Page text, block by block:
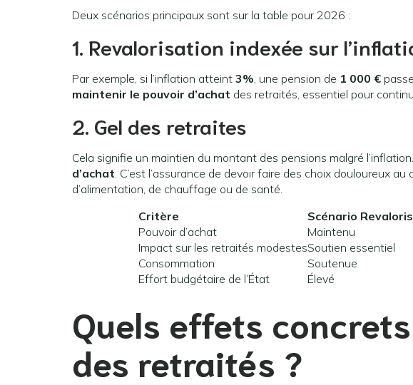
Deux scénarios principaux sont sur la table pour 2026 :
1. Revalorisation indexée sur
Par exemple, si l’inflation atteint 3%, une pension de 1 000 €
maintenir le pouvoir d’achat des retraités, essentiel pour
2. Gel des retraites
Cela signifie un maintien du montant des pensions malgré
d’achat. C’est l’assurance de devoir faire des choix douloureux
d’alimentation, de chauffage ou de santé.
Critère
Scénario
Pouvoir d’achat
Maintenu
Impact sur les retraités modestesSoutien essentiel
Consommation
Soutenue
Effort budgétaire de l’État
Élevé
Quels effets
des retraités ?